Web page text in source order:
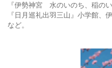
『伊勢神宮 水のいのち、稲の
『日月巡礼出羽三山』小学館、
など。